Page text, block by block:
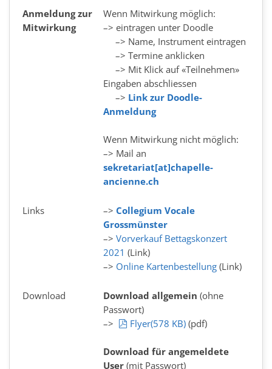
Anmeldung zur
Mitwirkung
Wenn Mitwirkung möglich:
–> eintragen unter Doodle
–> Name, Instrument eintragen
–> Termine anklicken
–> Mit Klick auf «Teilnehmen»
Eingaben abschliessen
–> Link zur Doodle-
Anmeldung
Wenn Mitwirkung nicht möglich:
–> Mail an
sekretariat[at]chapelle-
ancienne.ch
Links –> Collegium Vocale
Grossmünster
–> Vorverkauf Bettagskonzert
2021 (Link)
–> Online Kartenbestellung (Link)
Download Download allgemein (ohne
Passwort)
–>
pdf
Flyer(578 KB) (pdf)
Download für angemeldete
User (mit Passwort)